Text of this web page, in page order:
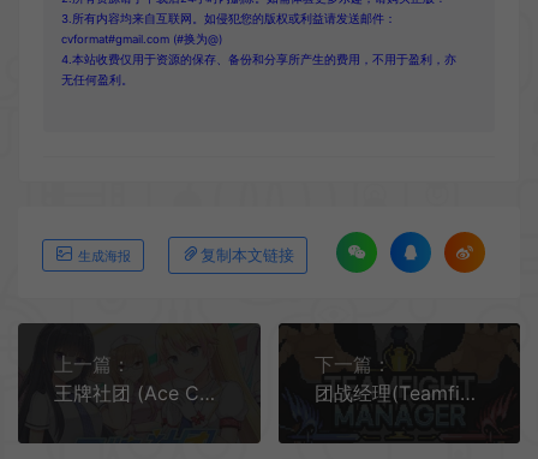
3.所有内容均来自互联网。如侵犯您的版权或利益请发送邮件：
cvformat#gmail.com (#换为@)
4.本站收费仅用于资源的保存、备份和分享所产生的费用，不用于盈利，亦
无任何盈利。
生成海报 复制本文链接
上一篇：
王牌社团 (Ace Campus Club) 简中|PC|美少女回合制策略经营游戏
下一篇：
团战经理(Teamfight Manager)简中|PC|SIM|像素风电子竞技模拟游戏